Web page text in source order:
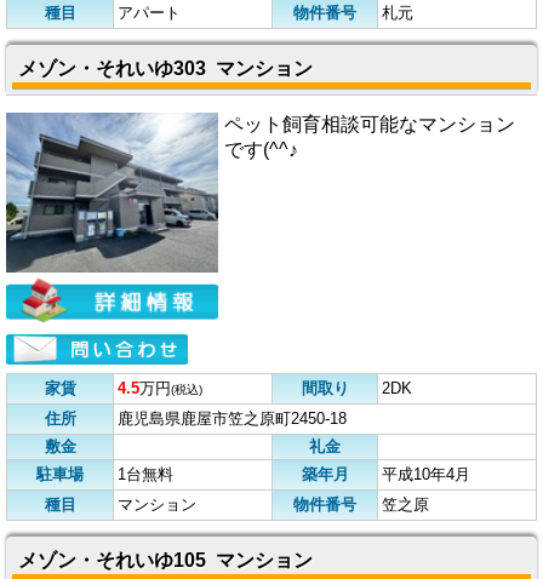
種目
アパート 物件番号 札元
メゾン・それいゆ303 マンション
ペット飼育相談可能なマンション
です(^^♪
家賃 4.5万円(税込) 間取り
2DK
住所
鹿児島県鹿屋市笠之原町2450-18
敷金
礼金
駐車場
1台無料 築年月
平成10年4月
種目
マンション 物件番号 笠之原
メゾン・それいゆ105 マンション